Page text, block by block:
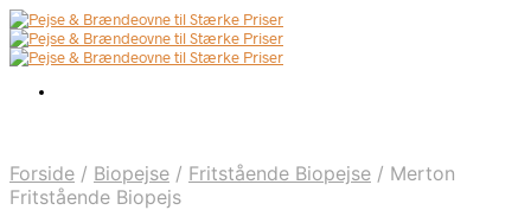
Forside / Biopejse / Fritstående Biopejse / Merton
Fritstående Biopejs